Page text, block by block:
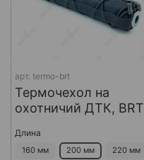
арт. termo-brt
Термочехол на
охотничий ДТК, BRT
Длина
160 мм 200 мм 220 мм